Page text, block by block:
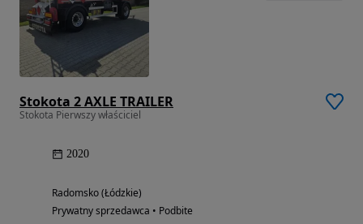
Stokota 2 AXLE TRAILER
Stokota Pierwszy właściciel
2020
Radomsko (Łódzkie)
Prywatny sprzedawca • Podbite